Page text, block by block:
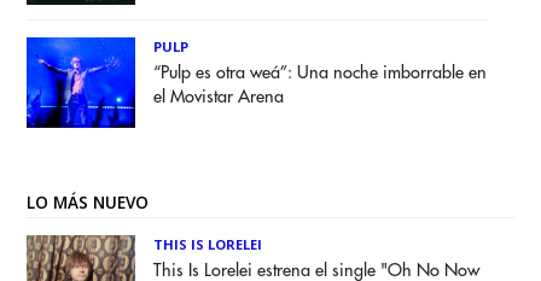
PULP
“Pulp es otra weá”: Una noche imborrable en
el Movistar Arena
LO MÁS NUEVO
THIS IS LORELEI
This Is Lorelei estrena el single "Oh No Now